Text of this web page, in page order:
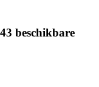
beschikbare